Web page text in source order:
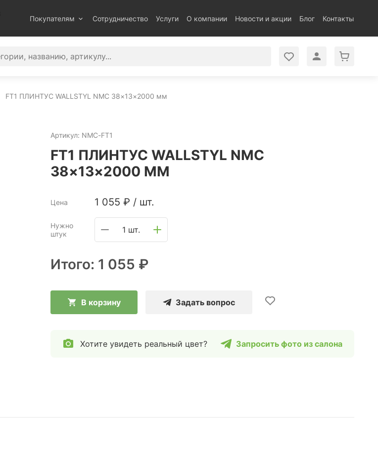
Покупателям Сотрудничество Услуги О компании Новости и акции Блог Контакты
FT1 ПЛИНТУС WALLSTYL NMC 38×13×2000 мм
Артикул: NMC-FT1
FT1 ПЛИНТУС WALLSTYL NMC
38×13×2000 ММ
Цена 1 055 ₽ / шт.
Нужно
штук
1 шт.
Итого: 1 055 ₽
В корзину Задать вопрос
Хотите увидеть реальный цвет? Запросить фото из салона